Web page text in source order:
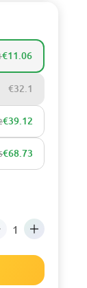
€11.06
€32.1
€39.12
€68.73